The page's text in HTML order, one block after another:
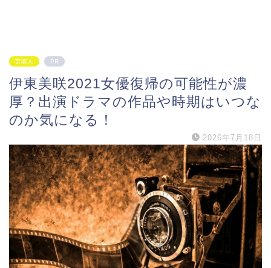
芸能人 PR
伊東美咲2021女優復帰の可能性が濃
厚？出演ドラマの作品や時期はいつな
のか気になる！
2026年7月18日